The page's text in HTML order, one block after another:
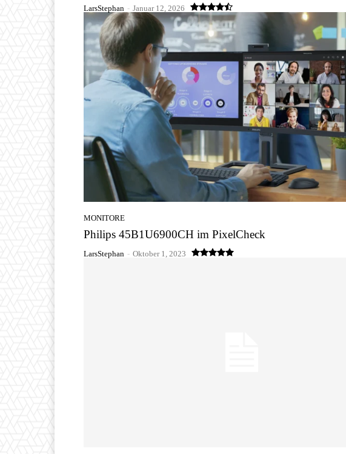
LarsStephan - Januar 12, 2026
MONITORE
Philips 45B1U6900CH im PixelCheck
LarsStephan - Oktober 1, 2023